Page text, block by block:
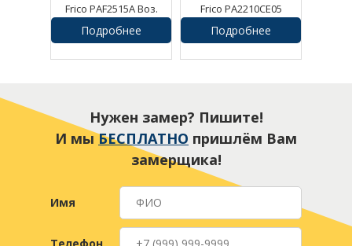
Frico PAF2515A Воз.
завеса Pamir
Подробнее
Frico PA2210CE05
Воздушная завеса
Подробнее
Нужен замер? Пишите!
И мыБЕСПЛАТНО пришлём Вам
замерщика!
Имя